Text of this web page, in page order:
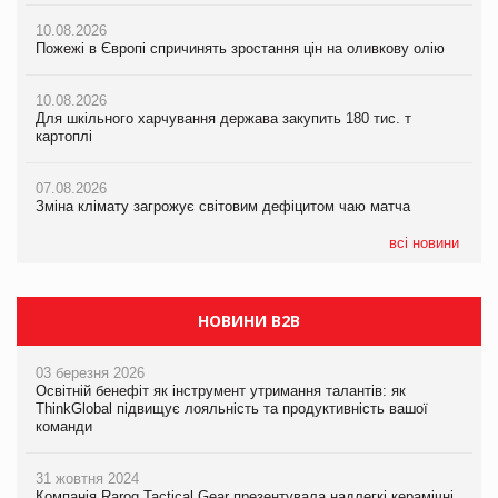
10.08.2026
Пожежі в Європі спричинять зростання цін на оливкову олію
10.08.2026
Для шкільного харчування держава закупить 180 тис. т
картоплі
07.08.2026
Зміна клімату загрожує світовим дефіцитом чаю матча
всі новини
07.08.2026
07.08.2026
EVA.UA запустила кампанію «Хто б знав» про асортимент,
Зміна клімату загрожує світовим дефіцитом чаю матча
Криза у Китаї може спричинити великі потрясіння для світової
економіки
Kraft Heinz скоротила збиток у першому півріччі
НОВИНИ B2B
03 березня 2026
Освітній бенефіт як інструмент утримання талантів: як
ThinkGlobal підвищує лояльність та продуктивність вашої
команди
31 жовтня 2024